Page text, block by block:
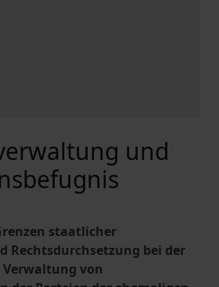
und
staatlicher
Rechtsdurchsetzung bei der
von